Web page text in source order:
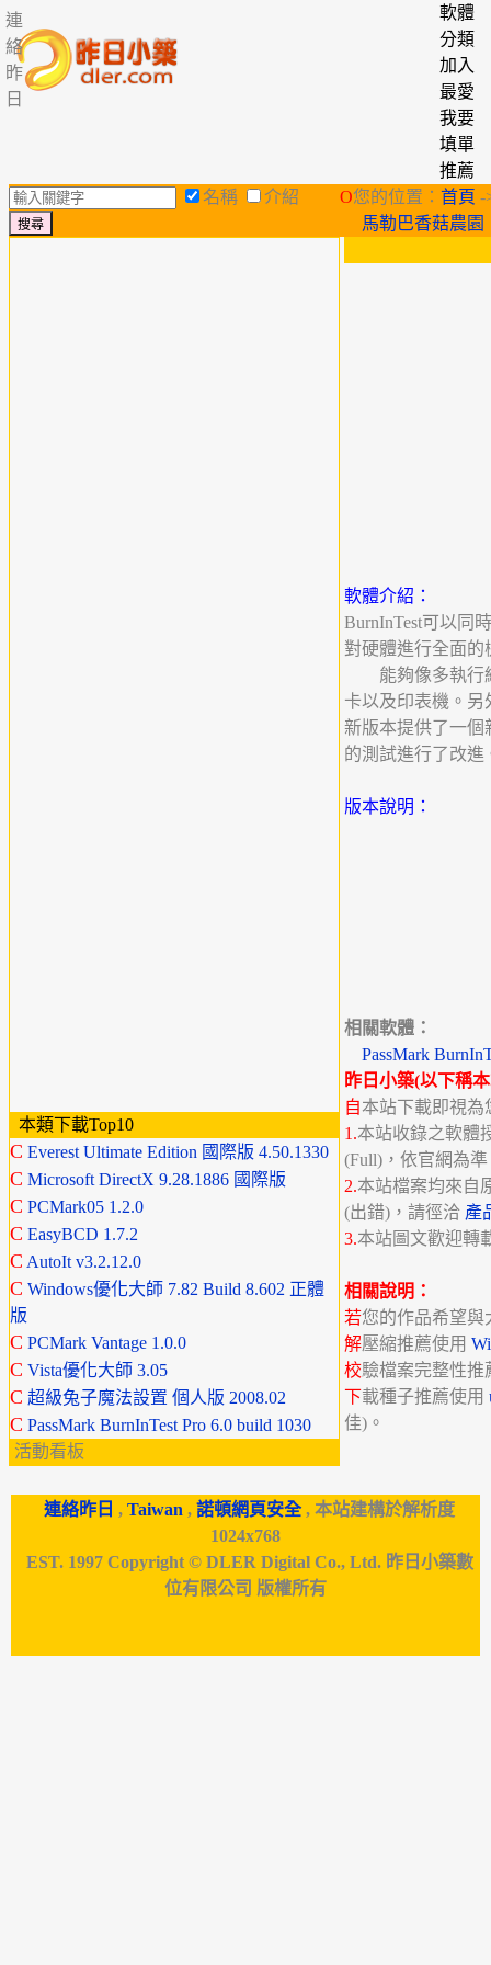
連
絡
昨
日
軟體
分類
加入
最愛
我要
填單
推薦
名稱
介紹 O您的位置： 首頁 -
馬勒巴香菇農園
本類下載Top10
C Everest Ultimate Edition 國際版 4.50.1330
C Microsoft DirectX 9.28.1886 國際版
C PCMark05 1.2.0
C EasyBCD 1.7.2
C AutoIt v3.2.12.0
C Windows優化大師 7.82 Build 8.602 正體
版
C PCMark Vantage 1.0.0
C Vista優化大師 3.05
C 超級兔子魔法設置 個人版 2008.02
C PassMark BurnInTest Pro 6.0 build 1030
活動看板
軟體介紹：
BurnInTest可以同
對硬體進行全面的
能夠像多執行緒
卡以及印表機。
新版本提供了一個
的測試進行了改進
版本說明：
相關軟體：
PassMark
昨日小築(以下稱
自本站下載即視為
1.本站收錄之軟體
(Full)，依官網為
2.本站檔案均來自
(出錯)，請徑洽 產
3.本站圖文歡迎轉
相關說明：
若您的作品希望
解壓縮推薦使用
校驗檔案完整性
下載種子推薦使用
佳)。
連絡昨日 , Taiwan , 諾頓網頁安全, 本站建構於解析度
1024x768
EST. 1997 Copyright © DLER Digital Co., Ltd. 昨日小築數
位有限公司 版權所有